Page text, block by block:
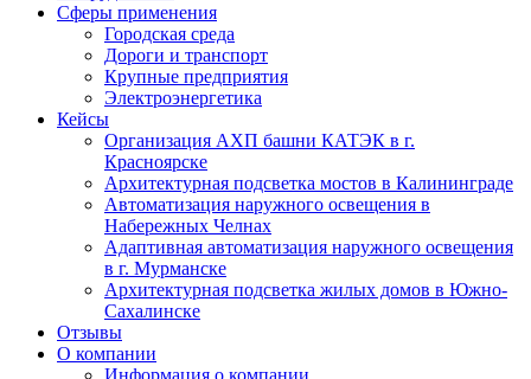
Сферы применения
Городская среда
Дороги и транспорт
Крупные предприятия
Электроэнергетика
Кейсы
Организация АХП башни КАТЭК в г.
Красноярске
Архитектурная подсветка мостов в Калининграде
Автоматизация наружного освещения в
Набережных Челнах
Адаптивная автоматизация наружного освещения
в г. Мурманске
Архитектурная подсветка жилых домов в Южно-
Сахалинске
Отзывы
О компании
Информация о компании